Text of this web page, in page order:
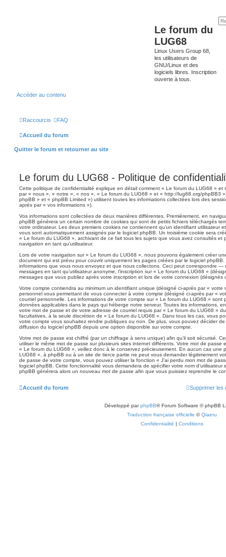
Le forum du
LUG68
Linux Users Group 68,
les utilisateurs de
GNU/Linux et des
logiciels libres. Inscription
ouverte à tous.
Accéder au contenu
Raccourcis FAQ
Accueil du forum
Quitter le forum et retourner au site
Le forum du LUG68 - Politique de
Cette politique de confidentialité explique en détail comment « Le forum du LUG68 » et
par « nous », « notre », « nos », « Le forum du LUG68 » et « http://lug68.org/phpBB3
phpBB » et « phpBB Limited ») utilisent toutes les informations collectées lors des
après par « vos informations »).
Vos informations sont collectées de deux manières différentes. Premièrement, en
phpBB génèrera un certain nombre de cookies qui sont de petits fichiers téléchargés
votre ordinateur. Les deux premiers cookies ne contiennent qu’un identifiant utilisateur
vous sont automatiquement assignés par le logiciel phpBB. Un troisième cookie sera
« Le forum du LUG68 », archivant de ce fait tous les sujets que vous avez consultés et
navigation en tant qu’utilisateur.
Lors de votre navigation sur « Le forum du LUG68 », nous pouvons également créer
document qui est prévu pour couvrir uniquement les pages créées par le logiciel
informations que vous nous envoyez et que nous collectons. Ceci peut correspondre —
messages en tant qu’utilisateur anonyme, l’inscription sur « Le forum du LUG68 »
messages que vous publiez après votre inscription et lors de votre connexion (désignés
Votre compte contiendra au minimum un identifiant unique (désigné ci-après par « votre
personnel vous permettant de vous connecter à votre compte (désigné ci-après par «
courriel personnelle. Les informations de votre compte sur « Le forum du LUG68 » sont
données applicables dans le pays qui héberge notre serveur. Toutes les informations,
votre mot de passe et de votre adresse de courriel requis par « Le forum du LUG68 »
facultatives, à la seule discrétion de « Le forum du LUG68 ». Dans tous les cas, vous
votre compte vous souhaitez rendre publiques ou non. De plus, vous pouvez décider
diffusion du logiciel phpBB depuis une option disponible sur votre compte.
Votre mot de passe est chiffré (par un chiffrage à sens unique) afin qu’il soit sécurisé.
utiliser le même mot de passe sur plusieurs sites internet différents. Votre mot de passe
« Le forum du LUG68 », veillez donc à le conservez précieusement. En aucun cas une
LUG68 », à phpBB ou à un site de tierce partie ne peut vous demander légitimement
de passe de votre compte, vous pouvez utiliser la fonction « J’ai perdu mon mot de
logiciel phpBB. Cette fonctionnalité vous demandera de spécifier votre nom d’utilisateur
phpBB générera alors un nouveau mot de passe afin que vous puissiez reprendre le
Accueil du forum Supprimer les
Développé parphpBB® Forum Software © phpBB
Traduction française officielle ©Qiaeru
Confidentialité | Conditions